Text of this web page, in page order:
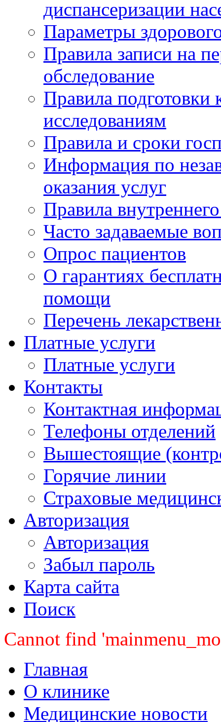
диспансеризации
Параметры
Правила записи на
обследование
Правила подготовки
исследованиям
Правила и сроки
Информация по
оказания услуг
Правила
Часто задаваемые
Опрос пациентов
О гарантиях
помощи
Перечень
Платные услуги
Платные услуги
Контакты
Контактная
Телефоны отделений
Вышестоящие
Горячие линии
Страховые
Авторизация
Авторизация
Забыл пароль
Карта сайта
Поиск
Cannot find
Главная
О клинике
Медицинские новости